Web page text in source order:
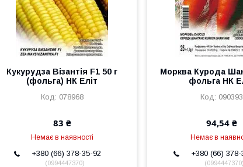
Кукурудза Візантія F1 50 г
(фольга) НК Еліт
078968
83 ₴
Немає в наявності
+380 (66) 378-35-92
0994447370
Морква Курода
фольга НК
090393
94,54 ₴
Немає в
+380 (66) 378-
0994447370